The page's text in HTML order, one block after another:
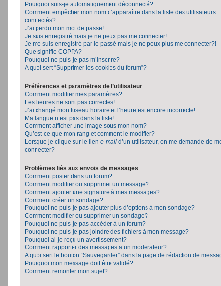
Pourquoi suis-je automatiquement déconnecté?
Comment empêcher mon nom d’apparaître dans la liste des utilisateurs
connectés?
J’ai perdu mon mot de passe!
Je suis enregistré mais je ne peux pas me connecter!
Je me suis enregistré par le passé mais je ne peux plus me connecter?!
Que signifie COPPA?
Pourquoi ne puis-je pas m’inscrire?
A quoi sert “Supprimer les cookies du forum”?
Préférences et paramètres de l’utilisateur
Comment modifier mes paramètres?
Les heures ne sont pas correctes!
J’ai changé mon fuseau horaire et l’heure est encore incorrecte!
Ma langue n’est pas dans la liste!
Comment afficher une image sous mon nom?
Qu’est-ce que mon rang et comment le modifier?
Lorsque je clique sur le lien e-mail d’un utilisateur, on me demande de
connecter?
Problèmes liés aux envois de messages
Comment poster dans un forum?
Comment modifier ou supprimer un message?
Comment ajouter une signature à mes messages?
Comment créer un sondage?
Pourquoi ne puis-je pas ajouter plus d’options à mon sondage?
Comment modifier ou supprimer un sondage?
Pourquoi ne puis-je pas accéder à un forum?
Pourquoi ne puis-je pas joindre des fichiers à mon message?
Pourquoi ai-je reçu un avertissement?
Comment rapporter des messages à un modérateur?
A quoi sert le bouton “Sauvegarder” dans la page de rédaction de
Pourquoi mon message doit être validé?
Comment remonter mon sujet?